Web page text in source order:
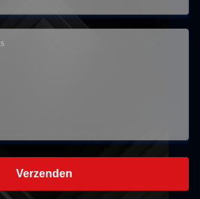
Verzenden